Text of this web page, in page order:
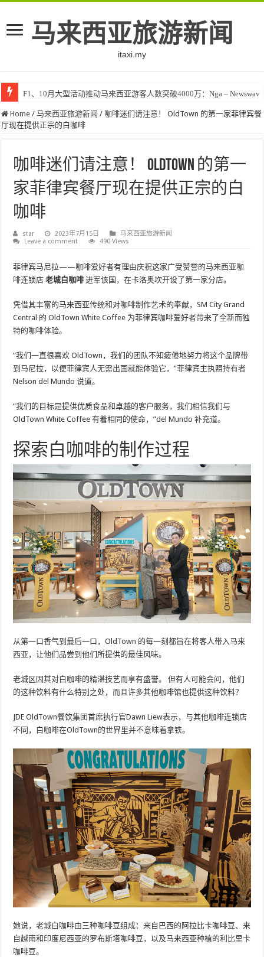
马来西亚旅游新闻
itaxi.my
F1、10月大型活动推动马来西亚游客人数突破4000万：Nga – Newswav
Klook客路将印度和中东创作者聚集在马来西亚 – TravelBiz Monitor
Home / 马来西亚旅游新闻 / 咖啡迷们请注意！ OldTown 的第一家菲律宾餐
厅现在提供正宗的白咖啡
咖啡迷们请注意！ OldTown 的第一
家菲律宾餐厅现在提供正宗的白
咖啡
star 2023年7月15日
马来西亚旅游新闻
Leave a comment
490 Views
菲律宾马尼拉——咖啡爱好者有理由庆祝这家广受赞誉的马来西亚咖
啡连锁店老城白咖啡进军该国，在卡洛奥坎开设了第一家分店。
凭借其丰富的马来西亚传统和对咖啡制作艺术的奉献，SM City Grand
Central 的 OldTown White Coffee 为菲律宾咖啡爱好者带来了全新而独
特的咖啡体验。
“我们一直很喜欢 OldTown，我们的团队不知疲倦地努力将这个品牌带
到马尼拉，以便菲律宾人无需出国就能体验它，”菲律宾主执照持有者
Nelson del Mundo 说道。
“我们的目标是提供优质食品和卓越的客户服务，我们相信我们与
OldTown White Coffee 有着相同的使命，”del Mundo 补充道。
探索白咖啡的制作过程
从第一口香气到最后一口，OldTown 的每一刻都旨在将客人带入马来
西亚，让他们品尝到他们所提供的最佳风味。
老城区因其对白咖啡的精湛技艺而享有盛誉。 但有人可能会问，他们
的这种饮料有什么特别之处，而且许多其他咖啡馆也提供这种饮料？
JDE OldTown餐饮集团首席执行官Dawn Liew表示，与其他咖啡连锁店
不同，白咖啡在OldTown的世界里并不意味着拿铁。
她说，老城白咖啡由三种咖啡豆组成：来自巴西的阿拉比卡咖啡豆、来
自越南和印度尼西亚的罗布斯塔咖啡豆，以及马来西亚种植的利比里卡
咖啡豆。